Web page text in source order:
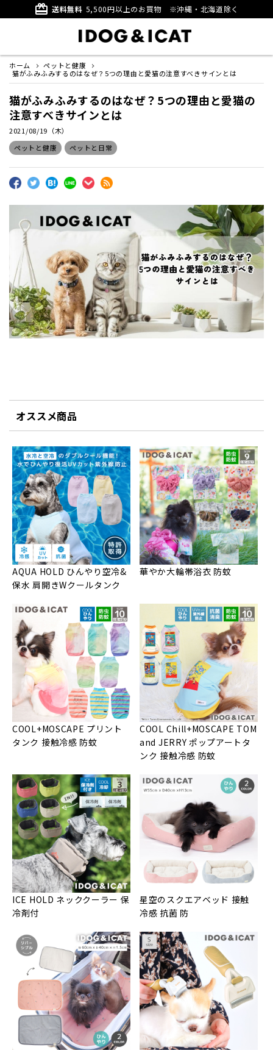
card_giftcard 送料無料 5,500円以上のお買物 ※沖縄・北海道除く
ホーム
ペットと健康
猫がふみふみするのはなぜ？5つの理由と愛猫の注意すべきサインとは
猫がふみふみするのはなぜ？5つの理由と愛猫の
注意すべきサインとは
2021/08/19（木）
ペットと健康
ペットと日常
オススメ商品
AQUA HOLD ひんやり空冷&
保水 肩開きWクールタンク
華やか大輪帯浴衣 防蚊
COOL+MOSCAPE プリント
タンク 接触冷感 防蚊
COOL Chill+MOSCAPE TOM
and JERRY ポップアートタ
ンク 接触冷感 防蚊
ICE HOLD ネッククーラー 保
冷剤付
星空のスクエアベッド 接触
冷感 抗菌 防